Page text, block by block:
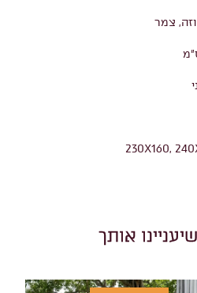
צמר
230X160,
אותך